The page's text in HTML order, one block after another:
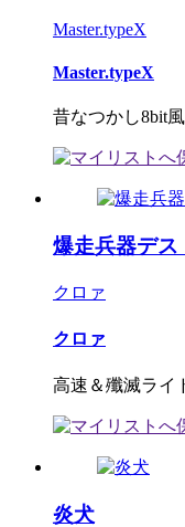
Master.typeX
Master.typeX
昔なつかし8bit
爆走兵器デス
クロァ
クロァ
高速＆殲滅ライ
炎犬